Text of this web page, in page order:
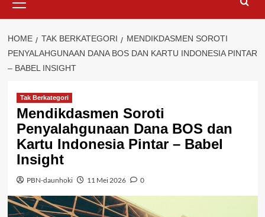
Menu
HOME TAK BERKATEGORI
MENDIKDASMEN SOROTI
PENYALAHGUNAAN DANA BOS DAN KARTU INDONESIA PINTAR
– BABEL INSIGHT
Tak Berkategori
Mendikdasmen Soroti
Penyalahgunaan Dana BOS dan
Kartu Indonesia Pintar – Babel
Insight
PBN-daunhoki 11 Mei 2026 0